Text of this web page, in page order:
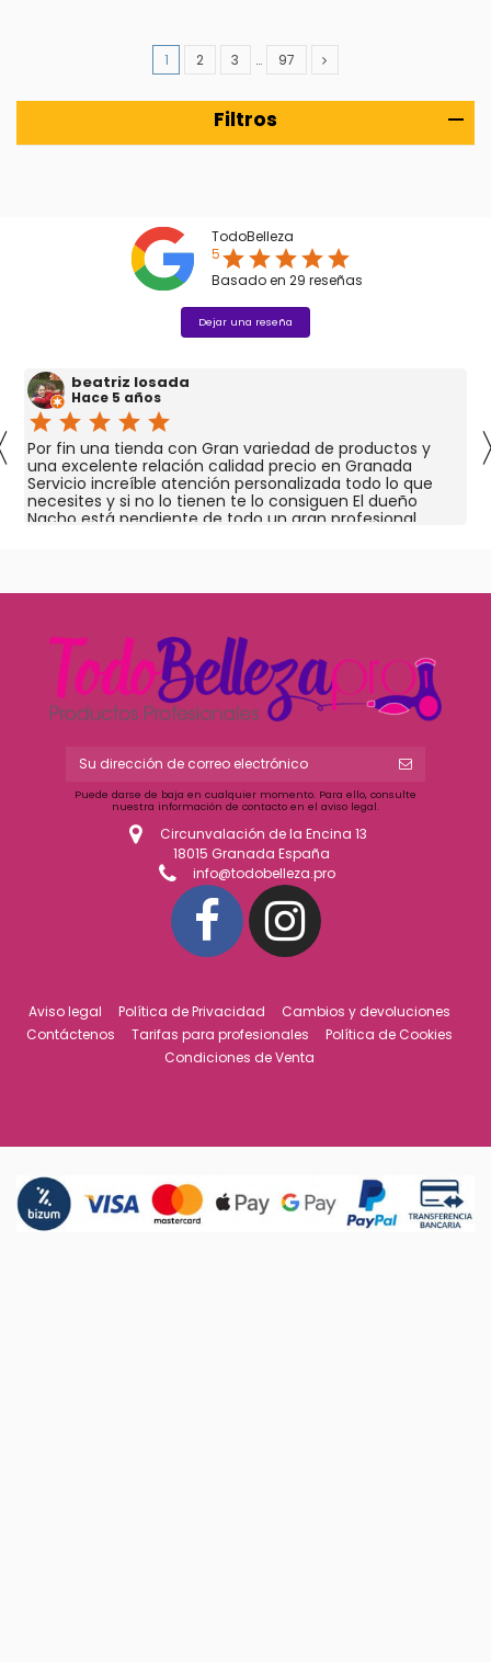
1 2 3 … 97
Filtros
TodoBelleza
5starstarstarstarstar
Basado en 29 reseñas
Dejar una reseña
beatriz losada
Hace 5 años
star star star star star
Por fin una tienda con Gran variedad de productos y
una excelente relación calidad precio en Granada
Servicio increíble atención personalizada todo lo que
necesites y si no lo tienen te lo consiguen El dueño
Nacho está pendiente de todo un gran profesional
Puede darse de baja en cualquier momento. Para ello, consulte
nuestra información de contacto en el aviso legal.
Circunvalación de la Encina 13
18015 Granada España
info@todobelleza.pro
Aviso legal Política de Privacidad
Cambios y devoluciones
Contáctenos
Tarifas para profesionales
Política de Cookies
Condiciones de Venta